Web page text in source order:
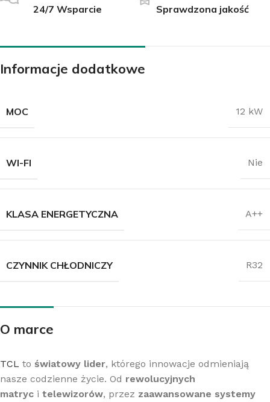
24/7 Wsparcie Sprawdzona jakość
Informacje dodatkowe
MOC 12 kW
WI-FI Nie
KLASA ENERGETYCZNA A++
CZYNNIK CHŁODNICZY R32
O marce
TCL to światowy lider, którego innowacje odmieniają
nasze codzienne życie. Od rewolucyjnych
matryc i telewizorów, przez zaawansowane systemy